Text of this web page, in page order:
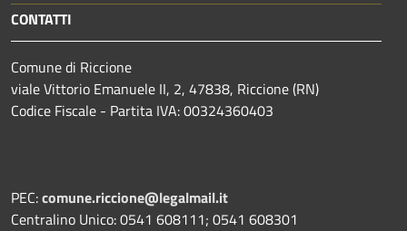
CONTATTI
Comune di Riccione
viale Vittorio Emanuele II, 2, 47838, Riccione (RN)
Codice Fiscale - Partita IVA: 00324360403
PEC:comune.riccione@legalmail.it
Centralino Unico: 0541 608111; 0541 608301